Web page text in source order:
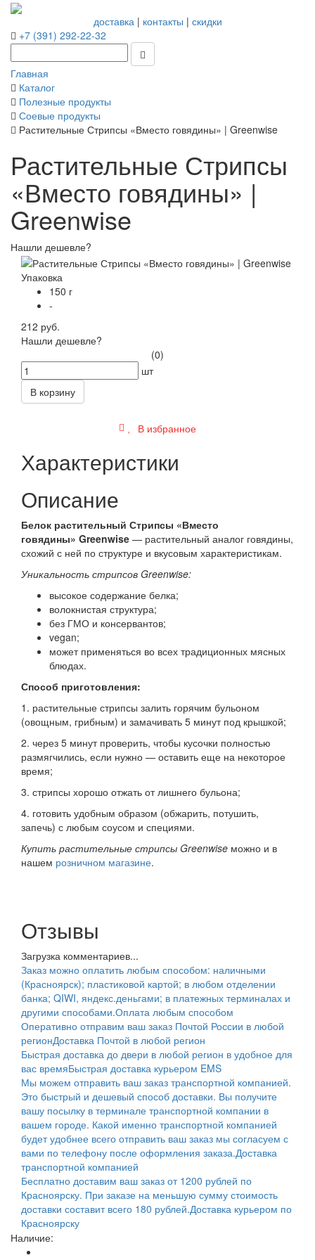
доставка| контакты | скидки
+7 (391) 292-22-32
Главная
Каталог
Полезные продукты
Соевые продукты
Растительные Стрипсы «Вместо говядины» | Greenwise
Растительные Стрипсы
«Вместо говядины» |
Greenwise
Нашли дешевле?
Упаковка
150 г
-
212 руб.
Нашли дешевле?
(0)
шт
В корзину
В избранное
Характеристики
Описание
Белок растительный Стрипсы «Вместо
говядины» Greenwise — растительный аналог говядины,
схожий с ней по структуре и вкусовым характеристикам.
Уникальность стрипсов Greenwise:
высокое содержание белка;
волокнистая структура;
без ГМО и консервантов;
vegan;
может применяться во всех традиционных мясных
блюдах.
Способ приготовления:
1. растительные стрипсы залить горячим бульоном
(овощным, грибным) и замачивать 5 минут под крышкой;
2. через 5 минут проверить, чтобы кусочки полностью
размягчились, если нужно — оставить еще на некоторое
время;
3. стрипсы хорошо отжать от лишнего бульона;
4. готовить удобным образом (обжарить, потушить,
запечь) с любым соусом и специями.
Купить растительные стрипсы Greenwise можно и в
нашем розничном магазине.
Отзывы
Загрузка комментариев...
Заказ можно оплатить любым способом: наличными
(Красноярск); пластиковой картой; в любом отделении
банка; QIWI, яндекс.деньгами; в платежных терминалах и
другими способами.Оплата любым способом
Оперативно отправим ваш заказ Почтой России в любой
регионДоставка Почтой в любой регион
Быстрая доставка до двери в любой регион в удобное для
вас времяБыстрая доставка курьером EMS
Мы можем отправить ваш заказ транспортной компанией.
Это быстрый и дешевый способ доставки. Вы получите
вашу посылку в терминале транспортной компании в
вашем городе. Какой именно транспортной компанией
будет удобнее всего отправить ваш заказ мы согласуем с
вами по телефону после оформления заказа.Доставка
транспортной компанией
Бесплатно доставим ваш заказ от 1200 рублей по
Красноярску. При заказе на меньшую сумму стоимость
доставки составит всего 180 рублей.Доставка курьером по
Красноярску
Наличие: